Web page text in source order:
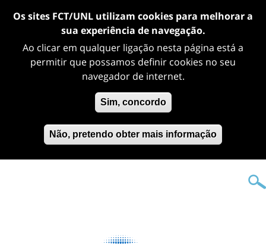
Os sites FCT/UNL utilizam cookies para melhorar a
sua experiência de navegação.
Ao clicar em qualquer ligação nesta página está a
permitir que possamos definir cookies no seu
navegador de internet.
Sim, concordo
Não, pretendo obter mais informação